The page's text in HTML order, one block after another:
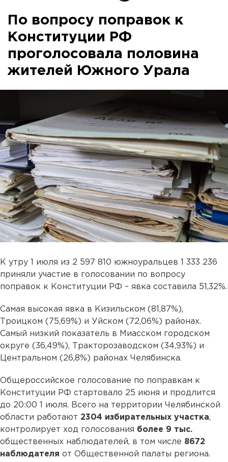
По вопросу поправок к
Конституции РФ
проголосовала половина
жителей Южного Урала
К утру 1 июля из 2 597 810 южноуральцев 1 333 236
приняли участие в голосовании по вопросу
поправок к Конституции РФ – явка составила 51,32%.
Самая высокая явка в Кизильском (81,87%),
Троицком (75,69%) и Уйском (72,06%) районах.
Самый низкий показатель в Миасском городском
округе (36,49%), Тракторозаводском (34,93%) и
Центральном (26,8%) районах Челябинска.
Общероссийское голосование по поправкам к
Конституции РФ стартовало 25 июня и продлится
до 20:00 1 июля. Всего на территории Челябинской
области работают 2304 избирательных участка,
контролирует ход голосования более 9 тыс.
общественных наблюдателей, в том числе 8672
наблюдателя от Общественной палаты региона.